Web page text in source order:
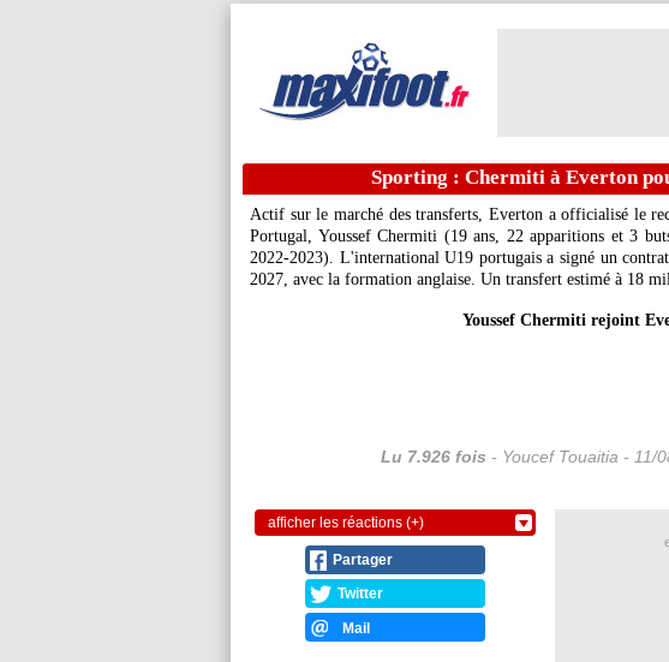
Sporting : Chermiti à Everton
Actif sur le marché des transferts, Everton a officialisé le
Portugal, Youssef Chermiti (19 ans, 22 apparitions et 3
2022-2023). L'international U19 portugais a signé un
2027, avec la formation anglaise. Un transfert estimé à 18
Youssef Chermiti rejoint
Lu 7.926 fois - Youcef Touaitia - 11/
afficher les réactions (+)
Partager
Twitter
Mail